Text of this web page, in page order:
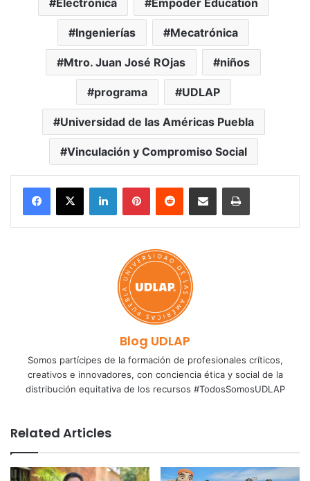
Electrónica Empoder Education
Ingenierías Mecatrónica
Mtro. Juan José ROjas niños
programa UDLAP
Universidad de las Américas Puebla
Vinculación y Compromiso Social
LinkedInPinterestReddit Share via Email Print
Blog UDLAP
Somos partícipes de la formación de profesionales críticos,
creativos e innovadores, con conciencia ética y social de la
distribución equitativa de los recursos #TodosSomosUDLAP
Related Articles